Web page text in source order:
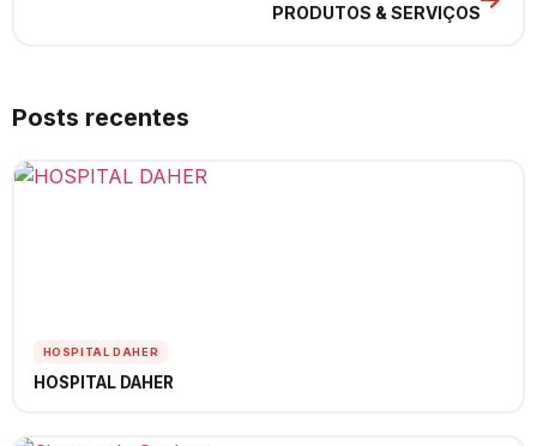
PRODUTOS & SERVIÇOS
Posts recentes
HOSPITAL DAHER
HOSPITAL DAHER